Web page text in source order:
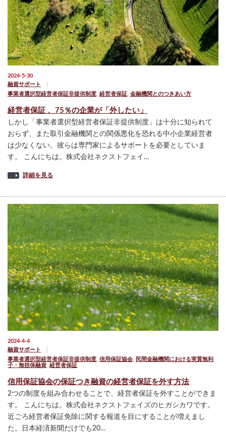
2024-5-30
融資サポート
事業者選択型経営者保証非提供制度 経営者保証 金融機関とのつきあい方
経営者保証 、75％の企業が「外したい」
しかし「事業者選択型経営者保証非提供制度」は十分に知られて
おらず、また取引金融機関との関係悪化を恐れる中小企業経営者
は少なくない。彼らは専門家によるサポートを必要としていま
す。 こんにちは。株式会社ネクストフェイ…
詳細を見る
2024-4-4
融資サポート
事業者選択型経営者保証非提供制度 信用保証協会
民間金融機関における実質無利
子・無担保融資 経営者保証
信用保証協会の保証つき融資の経営者保証を外す方法
2つの制度を組み合わせることで、経営者保証を外すことができま
す。 こんにちは。株式会社ネクストフェイズのヒガシカワです。
近ごろ経営者保証免除に関する報道を目にすることが増えまし
た。日本経済新聞だけでも20…